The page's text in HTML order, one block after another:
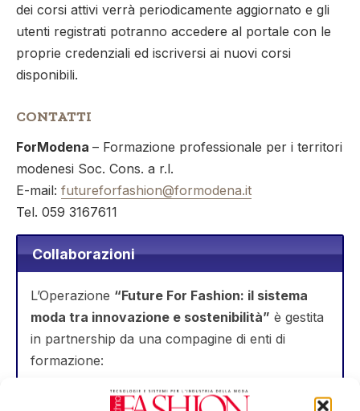
dei corsi attivi verrà periodicamente aggiornato e gli
utenti registrati potranno accedere al portale con le
proprie credenziali ed iscriversi ai nuovi corsi
disponibili.
CONTATTI
ForModena – Formazione professionale per i territori
modenesi Soc. Cons. a r.l.
E-mail: futureforfashion@formodena.it
Tel. 059 3167611
Collaborazioni
L’Operazione “Future For Fashion: il sistema
moda tra innovazione e sostenibilità” è gestita
in partnership da una compagine di enti di
formazione:
FORMODENA (capofila);